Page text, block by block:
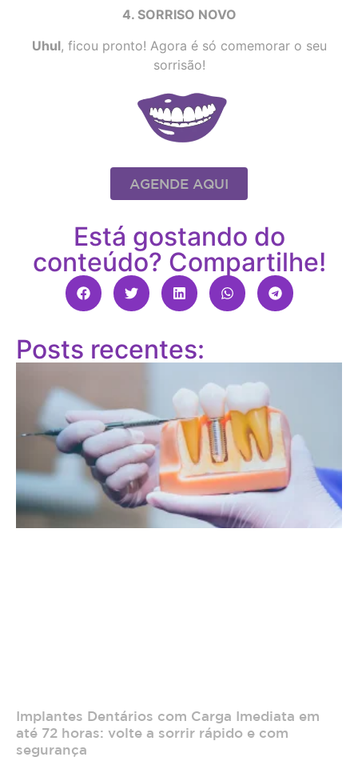
4. SORRISO NOVO
Uhul, ficou pronto! Agora é só comemorar o seu
sorrisão!
AGENDE AQUI
Está gostando do
conteúdo? Compartilhe!
Posts recentes:
Implantes Dentários com Carga Imediata em
até 72 horas: volte a sorrir rápido e com
segurança